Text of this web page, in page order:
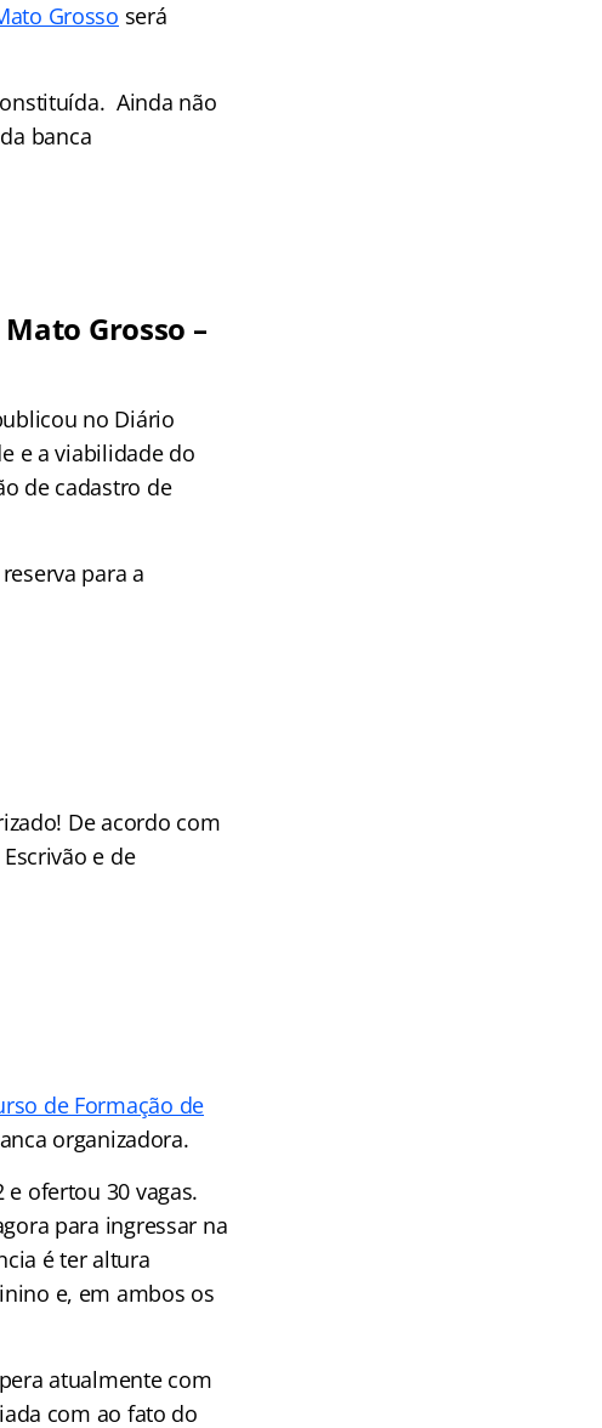
Grosso será
Ainda não
banca
Grosso –
no Diário
e a viabilidade do
de cadastro de
para a
De acordo com
e de
de Formação de
organizadora.
ofertou 30 vagas.
para ingressar na
é ter altura
e, em ambos os
atualmente com
com ao fato do